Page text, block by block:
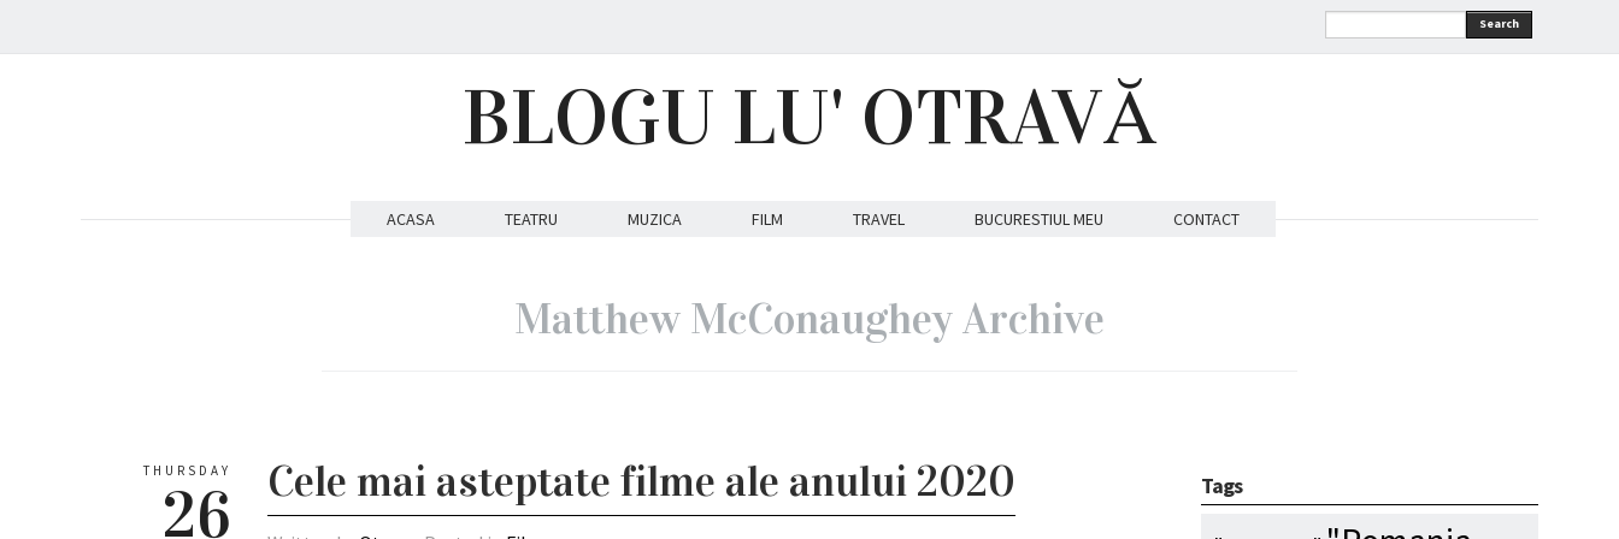
Search
BLOGU LU' OTRAVĂ
ACASA TEATRU MUZICA FILM TRAVEL BUCURESTIUL MEU CONTACT
Matthew McConaughey Archive
THURSDAY
26 Cele mai asteptate filme ale anului 2020 Tags